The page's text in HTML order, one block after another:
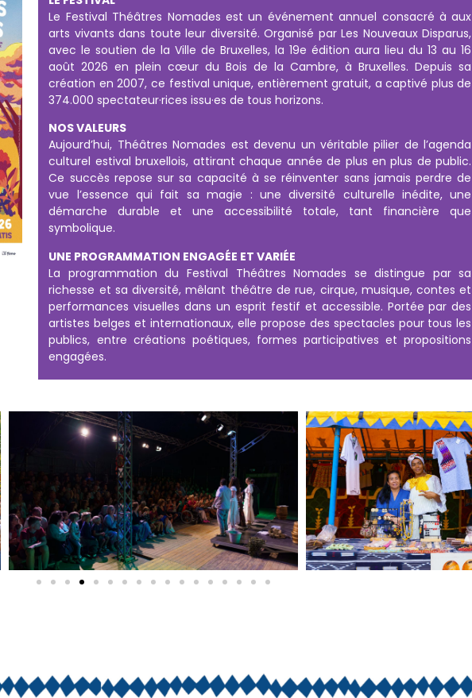
Le Festival Théâtres Nomades est un événement annuel consacré à aux
arts vivants dans toute leur diversité. Organisé par Les Nouveaux Disparus,
avec le soutien de la Ville de Bruxelles, la 19e édition aura lieu du 13 au 16
août 2026 en plein cœur du Bois de la Cambre, à Bruxelles. Depuis sa
création en 2007, ce festival unique, entièrement gratuit, a captivé plus de
374.000 spectateur·rices issu·es de tous horizons.
NOS VALEURS
Aujourd’hui, Théâtres Nomades est devenu un véritable pilier de l’agenda
culturel estival bruxellois, attirant chaque année de plus en plus de public.
Ce succès repose sur sa capacité à se réinventer sans jamais perdre de
vue l’essence qui fait sa magie : une diversité culturelle inédite, une
démarche durable et une accessibilité totale, tant financière que
symbolique.
UNE PROGRAMMATION ENGAGÉE ET VARIÉE
La programmation du Festival Théâtres Nomades se distingue par sa
richesse et sa diversité, mêlant théâtre de rue, cirque, musique, contes et
performances visuelles dans un esprit festif et accessible. Portée par des
artistes belges et internationaux, elle propose des spectacles pour tous les
publics, entre créations poétiques, formes participatives et propositions
engagées.